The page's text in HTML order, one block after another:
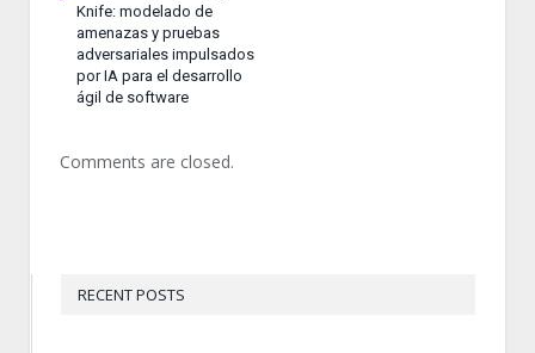
Knife: modelado de
amenazas y pruebas
adversariales impulsados
por IA para el desarrollo
ágil de software
Comments are closed.
RECENT POSTS